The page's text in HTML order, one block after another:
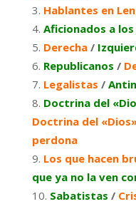
Hablantes en
Aficionados a
Derecha / I
Republicanos /
Legalistas /
Doctrina del
Doctrina del
perdona
Los que hacen
que ya no la ven
Sabatistas /